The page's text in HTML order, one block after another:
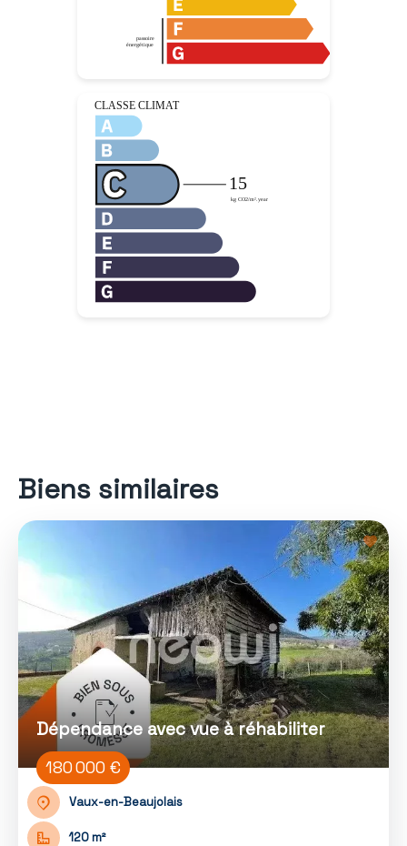
Biens similaires
Dépendance avec vue à réhabiliter
180 000 €
Vaux-en-Beaujolais
120 m²